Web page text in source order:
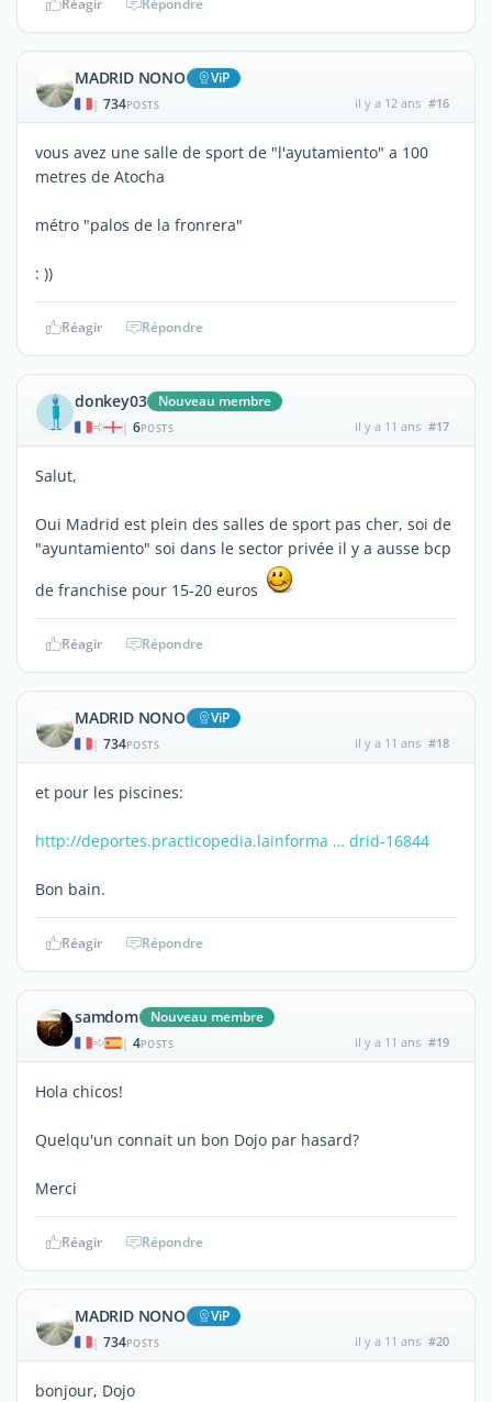
MADRID NONO ViP
| 734POSTS il y a 12 ans #16
vous avez une salle de sport de "l'ayutamiento" a 100
metres de Atocha
métro "palos de la fronrera"
: ))
Réagir Répondre
donkey03 Nouveau membre
| 6POSTS il y a 11 ans #17
Salut,
Oui Madrid est plein des salles de sport pas cher, soi de
"ayuntamiento" soi dans le sector privée il y a ausse bcp
de franchise pour 15-20 euros
Réagir Répondre
MADRID NONO ViP
| 734POSTS il y a 11 ans #18
et pour les piscines:
http://deportes.practicopedia.lainforma … drid-16844
Bon bain.
Réagir Répondre
samdom Nouveau membre
| 4POSTS il y a 11 ans #19
Hola chicos!
Quelqu'un connait un bon Dojo par hasard?
Merci
Réagir Répondre
MADRID NONO ViP
| 734POSTS il y a 11 ans #20
bonjour, Dojo